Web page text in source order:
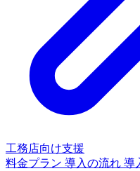
工務店向け支援
料金プラン 導入の流れ 導